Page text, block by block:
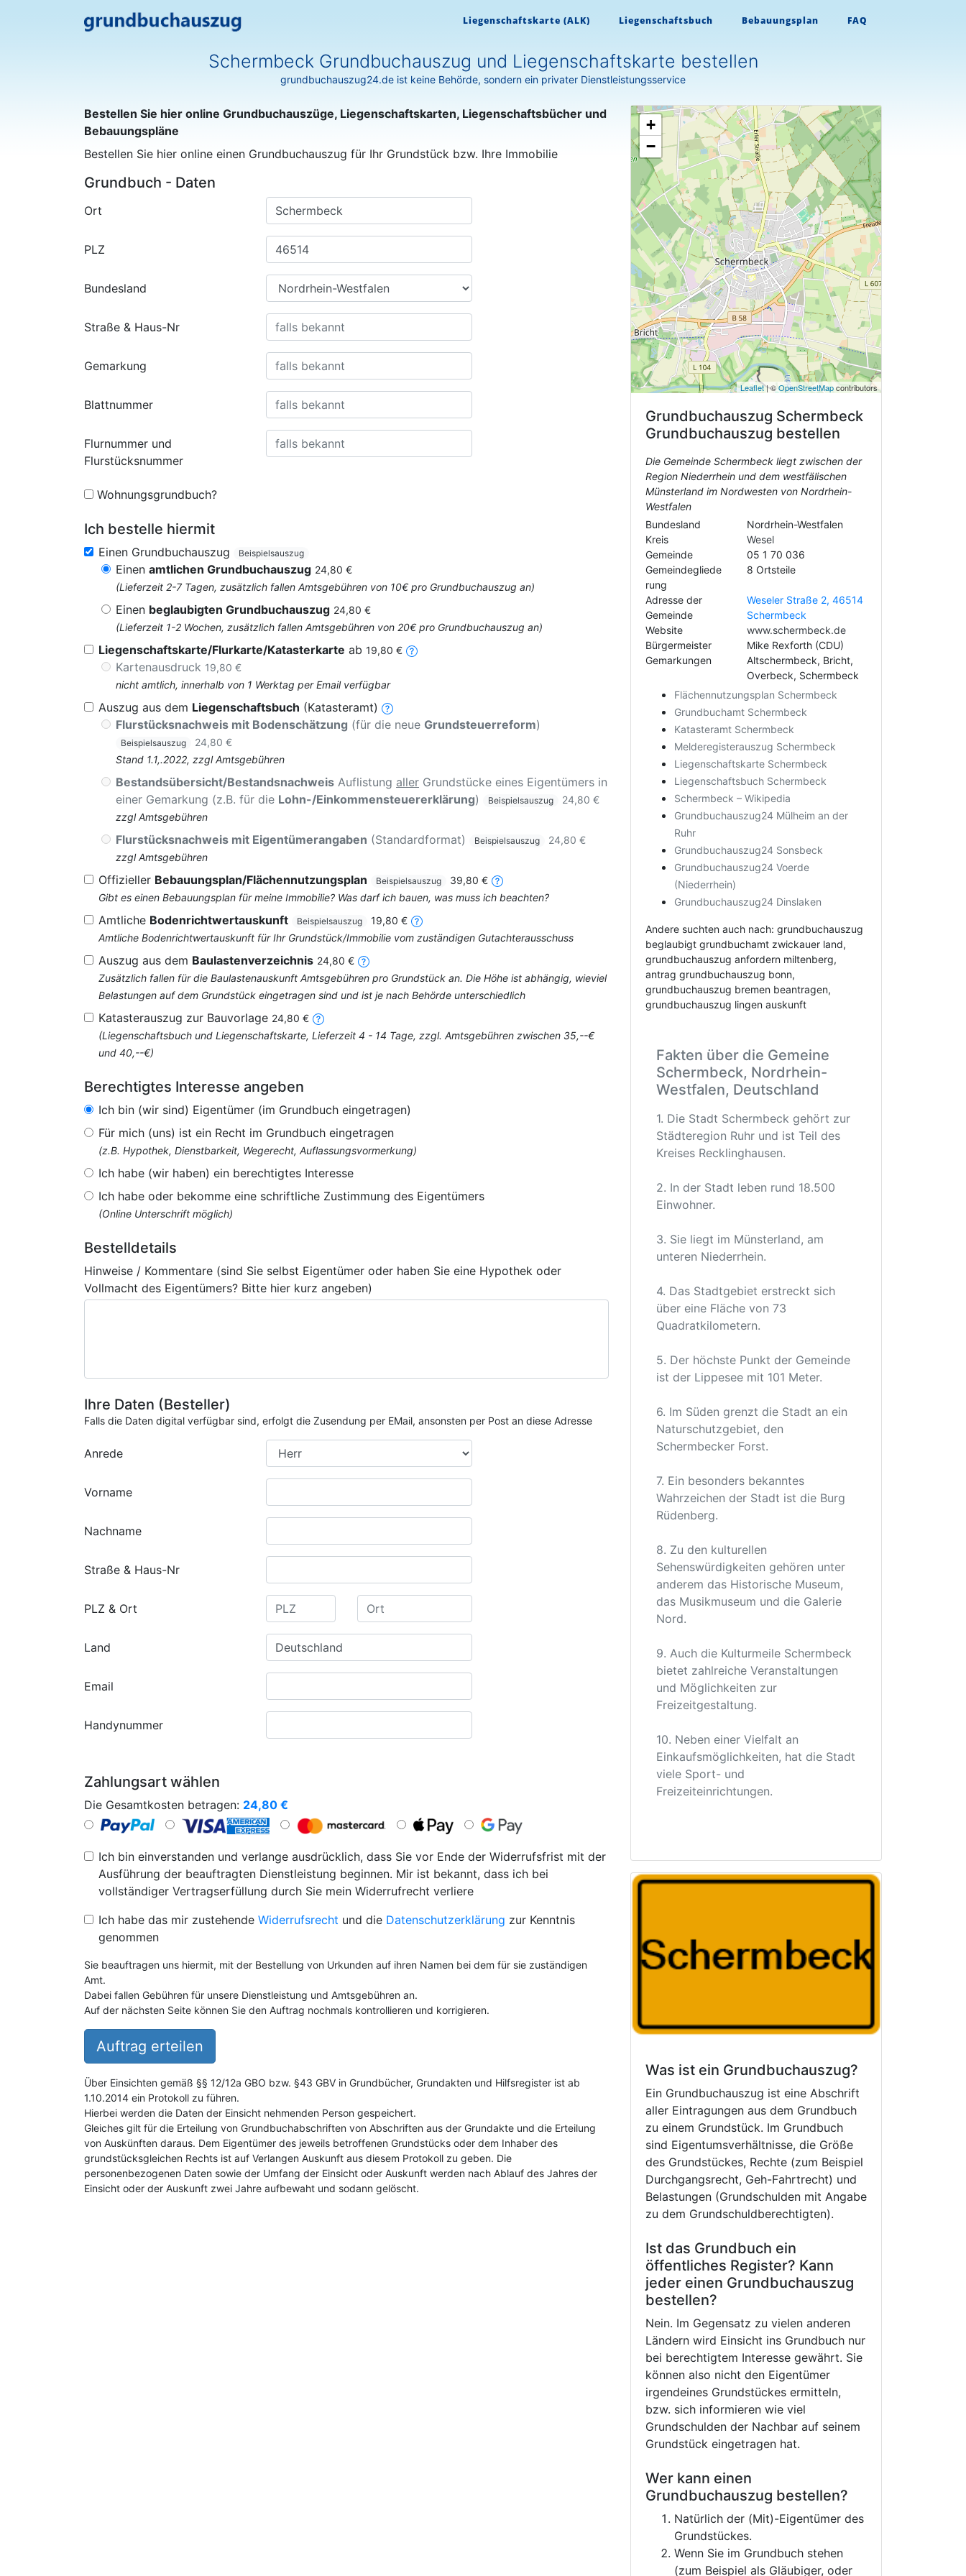
Liegenschaftskarte (ALK) Liegenschaftsbuch Bebauungsplan FAQ
Schermbeck Grundbuchauszug und Liegenschaftskarte bestellen
grundbuchauszug24.de ist keine Behörde, sondern ein privater Dienstleistungsservice
Bestellen Sie hier online Grundbuchauszüge, Liegenschaftskarten, Liegenschaftsbücher und
Bebauungspläne
Bestellen Sie hier online einen Grundbuchauszug für Ihr Grundstück bzw. Ihre Immobilie
Grundbuch - Daten
Ort
PLZ
Bundesland
Straße & Haus-Nr
Gemarkung
Blattnummer
Flurnummer und
Flurstücksnummer
Wohnungsgrundbuch?
Ich bestelle hiermit
Einen Grundbuchauszug Beispielsauszug
Einen amtlichen Grundbuchauszug 24,80 €
(Lieferzeit 2-7 Tagen, zusätzlich fallen Amtsgebühren von 10€ pro Grundbuchauszug an)
Einen beglaubigten Grundbuchauszug 24,80 €
(Lieferzeit 1-2 Wochen, zusätzlich fallen Amtsgebühren von 20€ pro Grundbuchauszug an)
Liegenschaftskarte/Flurkarte/Katasterkarte ab 19,80 €
Kartenausdruck 19,80 €
nicht amtlich, innerhalb von 1 Werktag per Email verfügbar
Auszug aus dem Liegenschaftsbuch (Katasteramt)
Flurstücksnachweis mit Bodenschätzung (für die neue Grundsteuerreform)
Beispielsauszug
24,80 €
Stand 1.1,.2022, zzgl Amtsgebühren
Bestandsübersicht/Bestandsnachweis Auflistung aller Grundstücke eines Eigentümers in
einer Gemarkung (z.B. für die Lohn-/Einkommensteuererklärung) Beispielsauszug
24,80 €
zzgl Amtsgebühren
Flurstücksnachweis mit Eigentümerangaben (Standardformat) Beispielsauszug
24,80 €
zzgl Amtsgebühren
Offizieller Bebauungsplan/Flächennutzungsplan Beispielsauszug
39,80 €
Gibt es einen Bebauungsplan für meine Immobilie? Was darf ich bauen, was muss ich beachten?
Amtliche Bodenrichtwertauskunft Beispielsauszug
19,80 €
Amtliche Bodenrichtwertauskunft für Ihr Grundstück/Immobilie vom zuständigen Gutachterausschuss
Auszug aus dem Baulastenverzeichnis 24,80 €
Zusätzlich fallen für die Baulastenauskunft Amtsgebühren pro Grundstück an. Die Höhe ist abhängig, wieviel
Belastungen auf dem Grundstück eingetragen sind und ist je nach Behörde unterschiedlich
Katasterauszug zur Bauvorlage 24,80 €
(Liegenschaftsbuch und Liegenschaftskarte, Lieferzeit 4 - 14 Tage, zzgl. Amtsgebühren zwischen 35,--€
und 40,--€)
Berechtigtes Interesse angeben
Ich bin (wir sind) Eigentümer (im Grundbuch eingetragen)
Für mich (uns) ist ein Recht im Grundbuch eingetragen
(z.B. Hypothek, Dienstbarkeit, Wegerecht, Auflassungsvormerkung)
Ich habe (wir haben) ein berechtigtes Interesse
Ich habe oder bekomme eine schriftliche Zustimmung des Eigentümers
(Online Unterschrift möglich)
Bestelldetails
Hinweise / Kommentare (sind Sie selbst Eigentümer oder haben Sie eine Hypothek oder
Vollmacht des Eigentümers? Bitte hier kurz angeben)
Ihre Daten (Besteller)
Falls die Daten digital verfügbar sind, erfolgt die Zusendung per EMail, ansonsten per Post an diese Adresse
Anrede
Vorname
Nachname
Straße & Haus-Nr
PLZ & Ort
Land
Email
Handynummer
Zahlungsart wählen
Die Gesamtkosten betragen: 24,80 €
Ich bin einverstanden und verlange ausdrücklich, dass Sie vor Ende der Widerrufsfrist mit der
Ausführung der beauftragten Dienstleistung beginnen. Mir ist bekannt, dass ich bei
vollständiger Vertragserfüllung durch Sie mein Widerrufrecht verliere
Ich habe das mir zustehende Widerrufsrecht und die Datenschutzerklärung zur Kenntnis
genommen
Sie beauftragen uns hiermit, mit der Bestellung von Urkunden auf ihren Namen bei dem für sie zuständigen
Amt.
Dabei fallen Gebühren für unsere Dienstleistung und Amtsgebühren an.
Auf der nächsten Seite können Sie den Auftrag nochmals kontrollieren und korrigieren.
Auftrag erteilen
Über Einsichten gemäß §§ 12/12a GBO bzw. §43 GBV in Grundbücher, Grundakten und Hilfsregister ist ab
1.10.2014 ein Protokoll zu führen.
Hierbei werden die Daten der Einsicht nehmenden Person gespeichert.
Gleiches gilt für die Erteilung von Grundbuchabschriften von Abschriften aus der Grundakte und die Erteilung
von Auskünften daraus. Dem Eigentümer des jeweils betroffenen Grundstücks oder dem Inhaber des
grundstücksgleichen Rechts ist auf Verlangen Auskunft aus diesem Protokoll zu geben. Die
personenbezogenen Daten sowie der Umfang der Einsicht oder Auskunft werden nach Ablauf des Jahres der
Einsicht oder der Auskunft zwei Jahre aufbewaht und sodann gelöscht.
+
−
Leaflet| ©OpenStreetMapcontributors
Grundbuchauszug Schermbeck
Grundbuchauszug bestellen
Die Gemeinde Schermbeck liegt zwischen der
Region Niederrhein und dem westfälischen
Münsterland im Nordwesten von Nordrhein-
Westfalen
Bundesland
Nordrhein-Westfalen
Kreis
Wesel
Gemeinde
05 1 70 036
Gemeindegliede
rung
8 Ortsteile
Adresse der
Gemeinde
Weseler Straße 2, 46514
Schermbeck
Website
www.schermbeck.de
Bürgermeister
Mike Rexforth (CDU)
Gemarkungen
Altschermbeck, Bricht,
Overbeck, Schermbeck
Flächennutzungsplan Schermbeck
Grundbuchamt Schermbeck
Katasteramt Schermbeck
Melderegisterauszug Schermbeck
Liegenschaftskarte Schermbeck
Liegenschaftsbuch Schermbeck
Schermbeck – Wikipedia
Grundbuchauszug24 Mülheim an der
Ruhr
Grundbuchauszug24 Sonsbeck
Grundbuchauszug24 Voerde
(Niederrhein)
Grundbuchauszug24 Dinslaken
Andere suchten auch nach: grundbuchauszug
beglaubigt grundbuchamt zwickauer land,
grundbuchauszug anfordern miltenberg,
antrag grundbuchauszug bonn,
grundbuchauszug bremen beantragen,
grundbuchauszug lingen auskunft
Fakten über die Gemeine
Schermbeck, Nordrhein-
Westfalen, Deutschland
1. Die Stadt Schermbeck gehört zur
Städteregion Ruhr und ist Teil des
Kreises Recklinghausen.
2. In der Stadt leben rund 18.500
Einwohner.
3. Sie liegt im Münsterland, am
unteren Niederrhein.
4. Das Stadtgebiet erstreckt sich
über eine Fläche von 73
Quadratkilometern.
5. Der höchste Punkt der Gemeinde
ist der Lippesee mit 101 Meter.
6. Im Süden grenzt die Stadt an ein
Naturschutzgebiet, den
Schermbecker Forst.
7. Ein besonders bekanntes
Wahrzeichen der Stadt ist die Burg
Rüdenberg.
8. Zu den kulturellen
Sehenswürdigkeiten gehören unter
anderem das Historische Museum,
das Musikmuseum und die Galerie
Nord.
9. Auch die Kulturmeile Schermbeck
bietet zahlreiche Veranstaltungen
und Möglichkeiten zur
Freizeitgestaltung.
10. Neben einer Vielfalt an
Einkaufsmöglichkeiten, hat die Stadt
viele Sport- und
Freizeiteinrichtungen.
Was ist ein Grundbuchauszug?
Ein Grundbuchauszug ist eine Abschrift
aller Eintragungen aus dem Grundbuch
zu einem Grundstück. Im Grundbuch
sind Eigentumsverhältnisse, die Größe
des Grundstückes, Rechte (zum Beispiel
Durchgangsrecht, Geh-Fahrtrecht) und
Belastungen (Grundschulden mit Angabe
zu dem Grundschuldberechtigten).
Ist das Grundbuch ein
öffentliches Register? Kann
jeder einen Grundbuchauszug
bestellen?
Nein. Im Gegensatz zu vielen anderen
Ländern wird Einsicht ins Grundbuch nur
bei berechtigtem Interesse gewährt. Sie
können also nicht den Eigentümer
irgendeines Grundstückes ermitteln,
bzw. sich informieren wie viel
Grundschulden der Nachbar auf seinem
Grundstück eingetragen hat.
Wer kann einen
Grundbuchauszug bestellen?
Natürlich der (Mit)-Eigentümer des
Grundstückes.
Wenn Sie im Grundbuch stehen
(zum Beispiel als Gläubiger, oder